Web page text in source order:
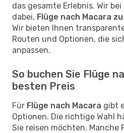
das gesamte Erlebnis. Wir
dabei, Flüge nach Macara
Wir bieten Ihnen
Routen und Optionen, die
anpassen.
So buchen Sie Flüge
besten Preis
Für Flüge nach Macara gibt
Optionen. Die richtige Wahl
Sie reisen möchten. Manche